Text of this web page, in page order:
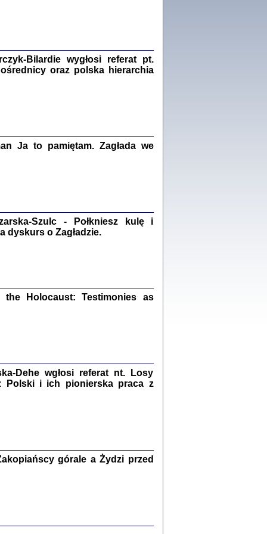
Warszawa 2021
NAM KOLEJNA GODZINA ...
w ukryciu w latach 1943-1944
Engelking, tłum. z jidysz Monika
Bilardie wygłosi referat pt.
oraz polska hierarchia
Ja to pamiętam. Zagłada we
Szulc - Połkniesz kulę i
dyskurs o Zagładzie.
the Holocaust: Testimonies as
Dehe wgłosi referat nt. Losy
Polski i ich pionierska praca z
górale a Żydzi przed